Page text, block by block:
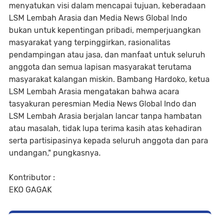
menyatukan visi dalam mencapai tujuan, keberadaan
LSM Lembah Arasia dan Media News Global Indo
bukan untuk kepentingan pribadi, memperjuangkan
masyarakat yang terpinggirkan, rasionalitas
pendampingan atau jasa, dan manfaat untuk seluruh
anggota dan semua lapisan masyarakat terutama
masyarakat kalangan miskin. Bambang Hardoko, ketua
LSM Lembah Arasia mengatakan bahwa acara
tasyakuran peresmian Media News Global Indo dan
LSM Lembah Arasia berjalan lancar tanpa hambatan
atau masalah, tidak lupa terima kasih atas kehadiran
serta partisipasinya kepada seluruh anggota dan para
undangan," pungkasnya.
Kontributor :
EKO GAGAK